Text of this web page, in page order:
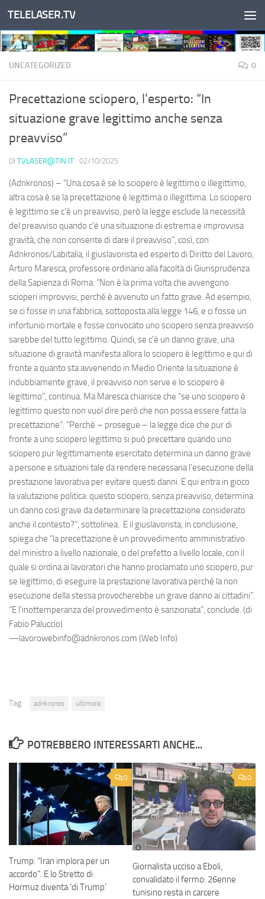
Salta al contenuto
TELELASER.TV
UNCATEGORIZED 0
Precettazione sciopero, l’esperto: “In
situazione grave legittimo anche senza
preavviso”
DI TVLASER@TIN.IT · 02/10/2025
(Adnkronos) – "Una cosa è se lo sciopero è legittimo o illegittimo,
altra cosa è se la precettazione è legittima o illegittima. Lo sciopero
è legittimo se c'è un preavviso, però la legge esclude la necessità
del preavviso quando c'è una situazione di estrema e improvvisa
gravità, che non consente di dare il preavviso", così, con
Adnkronos/Labitalia, il giuslavorista ed esperto di Diritto del Lavoro,
Arturo Maresca, professore ordinario alla facoltà di Giurisprudenza
della Sapienza di Roma. "Non è la prima volta che avvengono
scioperi improvvisi, perché è avvenuto un fatto grave. Ad esempio,
se ci fosse in una fabbrica, sottoposta alla legge 146, e ci fosse un
infortunio mortale e fosse convocato uno sciopero senza preavviso
sarebbe del tutto legittimo. Quindi, se c'è un danno grave, una
situazione di gravità manifesta allora lo sciopero è legittimo e qui di
fronte a quanto sta avvenendo in Medio Oriente la situazione è
indubbiamente grave, il preavviso non serve e lo sciopero è
legittimo", continua. Ma Maresca chiarisce che "se uno sciopero è
legittimo questo non vuol dire però che non possa essere fatta la
precettazione". "Perché – prosegue – la legge dice che pur di
fronte a uno sciopero legittimo si può precettare quando uno
sciopero pur legittimamente esercitato determina un danno grave
a persone e situazioni tale da rendere necessaria l'esecuzione della
prestazione lavorativa per evitare questi danni. E qui entra in gioco
la valutazione politica: questo sciopero, senza preavviso, determina
un danno così grave da determinare la precettazione considerato
anche il contesto?", sottolinea. E il giuslavorista, in conclusione,
spiega che "la precettazione è un provvedimento amministrativo
del ministro a livello nazionale, o del prefetto a livello locale, con il
quale si ordina ai lavoratori che hanno proclamato uno sciopero, pur
se legittimo, di eseguire la prestazione lavorativa perché la non
esecuzione della stessa provocherebbe un grave danno ai cittadini".
"E l'inottemperanza del provvedimento è sanzionata", conclude. (di
Fabio Paluccio)
—lavorowebinfo@adnkronos.com (Web Info)
Tag: adnkronos ultimora
POTREBBERO INTERESSARTI ANCHE...
0
Trump: “Iran implora per un
accordo”. E lo Stretto di
Hormuz diventa ‘di Trump’
0
Giornalista ucciso a Eboli,
convalidato il fermo: 26enne
tunisino resta in carcere